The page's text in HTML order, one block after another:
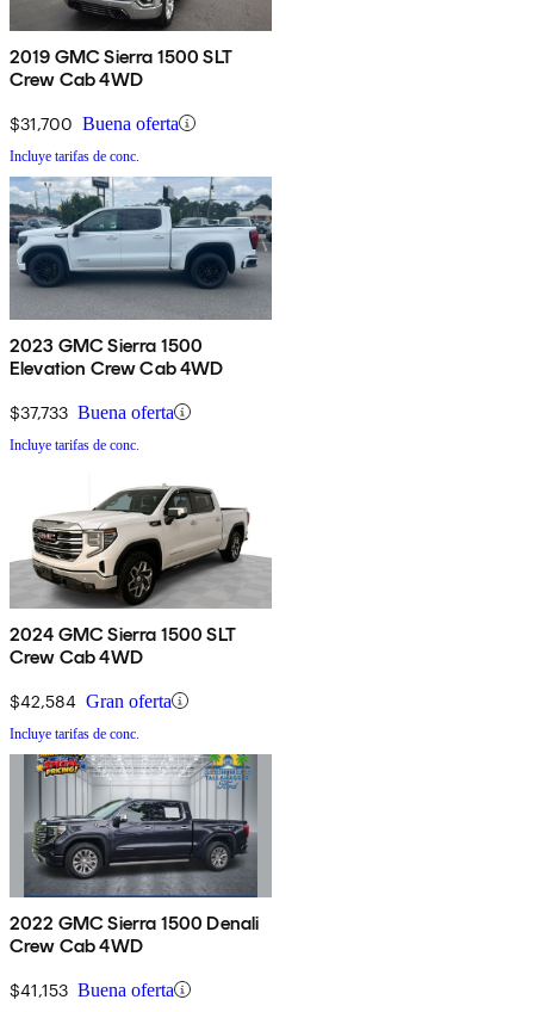
2019 GMC Sierra 1500 SLT
Crew Cab 4WD
$31,700 Buena oferta
Incluye tarifas de conc.
2023 GMC Sierra 1500
Elevation Crew Cab 4WD
$37,733 Buena oferta
Incluye tarifas de conc.
2024 GMC Sierra 1500 SLT
Crew Cab 4WD
$42,584 Gran oferta
Incluye tarifas de conc.
2022 GMC Sierra 1500 Denali
Crew Cab 4WD
$41,153 Buena oferta